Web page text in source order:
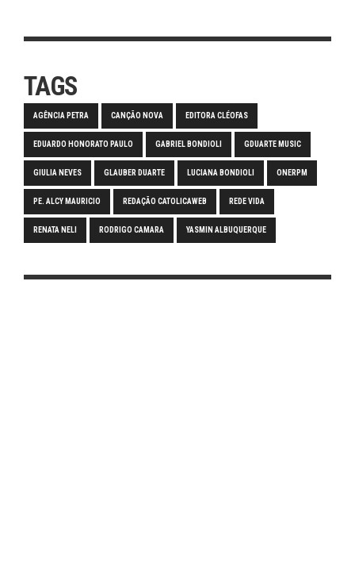
TAGS
AGÊNCIA PETRA CANÇÃO NOVA EDITORA CLÉOFAS
EDUARDO HONORATO PAULO GABRIEL BONDIOLI GDUARTE MUSIC
GIULIA NEVES GLAUBER DUARTE LUCIANA BONDIOLI ONERPM
PE. ALCY MAURICIO REDAÇÃO CATOLICAWEB REDE VIDA
RENATA NELI RODRIGO CAMARA YASMIN ALBUQUERQUE